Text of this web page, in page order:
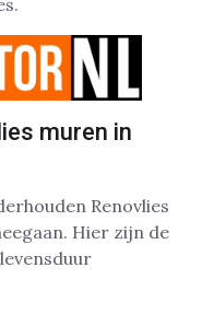
muren in
Renovlies
Hier zijn de